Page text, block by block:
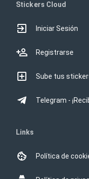
Stickers Cloud
Iniciar Sesión
Registrarse
Sube tus
Telegram -
Links
Política de